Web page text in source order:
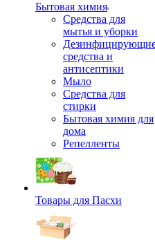
Бытовая химия
Средства для
мытья и уборки
средства и
антисептики
Мыло
Средства для
стирки
Бытовая химия для
дома
Репелленты
Товары для Пасхи